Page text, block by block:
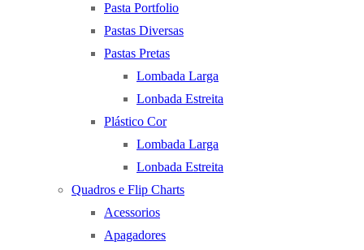
Pasta Portfolio
Pastas Diversas
Pastas Pretas
Lombada Larga
Lonbada Estreita
Plástico Cor
Lombada Larga
Lonbada Estreita
Quadros e Flip Charts
Acessorios
Apagadores